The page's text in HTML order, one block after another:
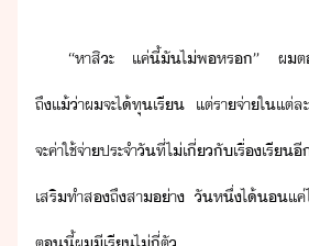
“​หา​สิะ​ ​แค่ี้​ั​ไ่พ​หร​”​ ​ผ​ต
ถึแ้่า​ผ​จะ​ไ้​ทุ​เรี​ ​แต่​ราจ่า​ใ​แต่
จะ​ค่าใช้จ่า​ประจำั​ที่​ไ่เี่​ั​เรื่​เรี
เสริ​ทำ​ส​ถึ​สา​่า​ ​ัหึ่​ไ้​​แ